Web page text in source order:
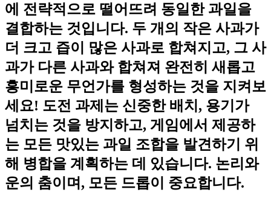
에 전략적으로 떨어뜨려 동일한 과일을
결합하는 것입니다. 두 개의 작은 사과가
더 크고 즙이 많은 사과로 합쳐지고, 그 사
과가 다른 사과와 합쳐져 완전히 새롭고
흥미로운 무언가를 형성하는 것을 지켜보
세요! 도전 과제는 신중한 배치, 용기가
넘치는 것을 방지하고, 게임에서 제공하
는 모든 맛있는 과일 조합을 발견하기 위
해 병합을 계획하는 데 있습니다. 논리와
운의 춤이며, 모든 드롭이 중요합니다.